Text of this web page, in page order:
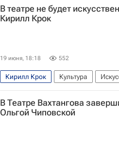
В театре не будет
Кирилл Крок
19 июня, 18:18 552
Кирилл Крок Культура
Театр имени Е. Вахтангова
В Театре Вахтангова
Ольгой Чиповской